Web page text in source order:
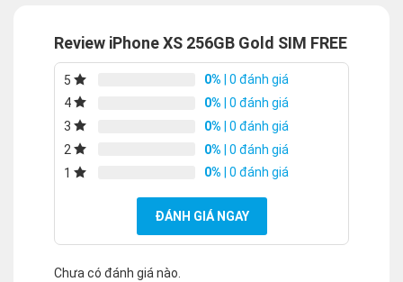
Review iPhone XS 256GB Gold SIM FREE
5 0% | 0 đánh giá
4
0% | 0 đánh giá
3
0% | 0 đánh giá
2
0% | 0 đánh giá
1
0% | 0 đánh giá
ĐÁNH GIÁ NGAY
Chưa có đánh giá nào.